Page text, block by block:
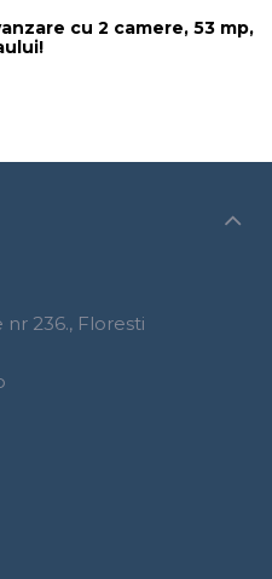
cu 2 camere, 53 mp,
236., Floresti